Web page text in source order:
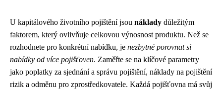
U kapitálového životního pojištění jsou náklady důležitým
faktorem, který ovlivňuje celkovou výnosnost produktu. Než se
rozhodnete pro konkrétní nabídku, je nezbytné porovnat si
nabídky od více pojišťoven. Zaměřte se na klíčové parametry
jako poplatky za sjednání a správu pojištění, náklady na pojištění
rizik a odměnu pro zprostředkovatele. Každá pojišťovna má svůj